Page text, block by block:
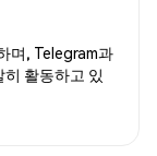
며, Telegram과
활동하고 있